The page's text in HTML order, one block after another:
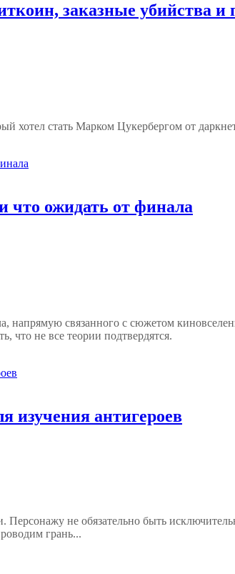
заказные убийства
хотел стать Марком Цукербергом от
что ожидать от финала
связанного с сюжетом
что не все теории подтвердятся.
изучения антигероев
не обязательно быть
грань...